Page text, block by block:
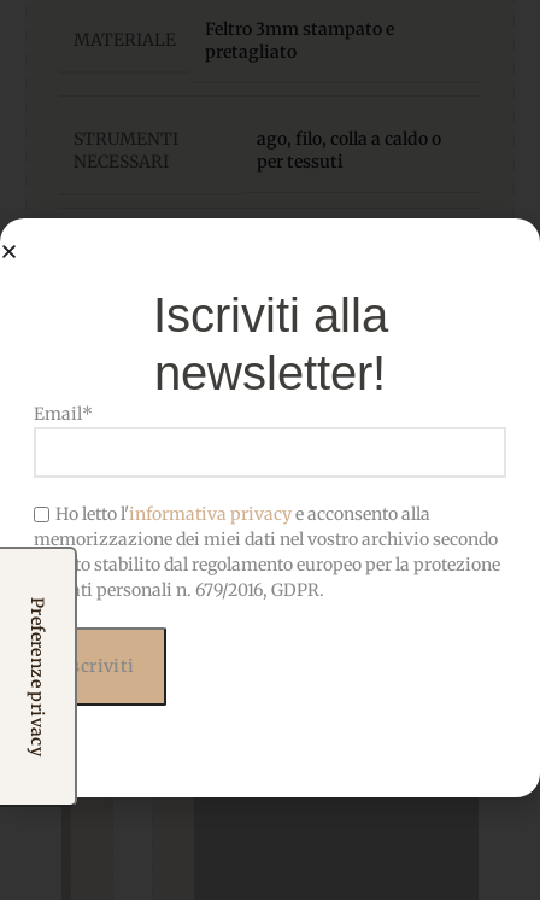
MATERIALE
Feltro 3mm stampato e
pretagliato
STRUMENTI
NECESSARI
ago, filo, colla a caldo o
per tessuti
Prodotti correlati
Potrebbero interessarti
Iscriviti alla
newsletter!
Email*
Ho letto l'informativa privacye acconsento alla
memorizzazione dei miei dati nel vostro archivio secondo
quanto stabilito dal regolamento europeo per la protezione
dei dati personali n. 679/2016, GDPR.